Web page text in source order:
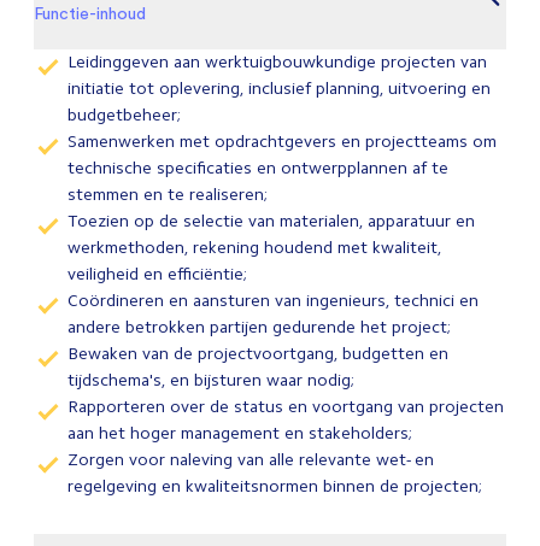
Functie-inhoud
Leidinggeven aan werktuigbouwkundige projecten van
initiatie tot oplevering, inclusief planning, uitvoering en
budgetbeheer;
Samenwerken met opdrachtgevers en projectteams om
technische specificaties en ontwerpplannen af te
stemmen en te realiseren;
Toezien op de selectie van materialen, apparatuur en
werkmethoden, rekening houdend met kwaliteit,
veiligheid en efficiëntie;
Coördineren en aansturen van ingenieurs, technici en
andere betrokken partijen gedurende het project;
Bewaken van de projectvoortgang, budgetten en
tijdschema's, en bijsturen waar nodig;
Rapporteren over de status en voortgang van projecten
aan het hoger management en stakeholders;
Zorgen voor naleving van alle relevante wet- en
regelgeving en kwaliteitsnormen binnen de projecten;